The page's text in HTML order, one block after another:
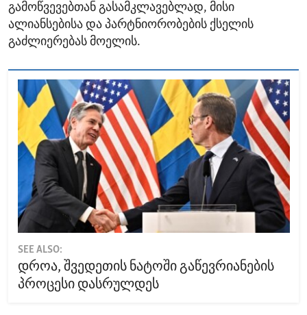
გამოწვევებთან გასამკლავებლად, მისი
ალიანსებისა და პარტნიორობების ქსელის
გაძლიერებას მოელის.
SEE ALSO:
დროა, შვედეთის ნატოში გაწევრიანების
პროცესი დასრულდეს